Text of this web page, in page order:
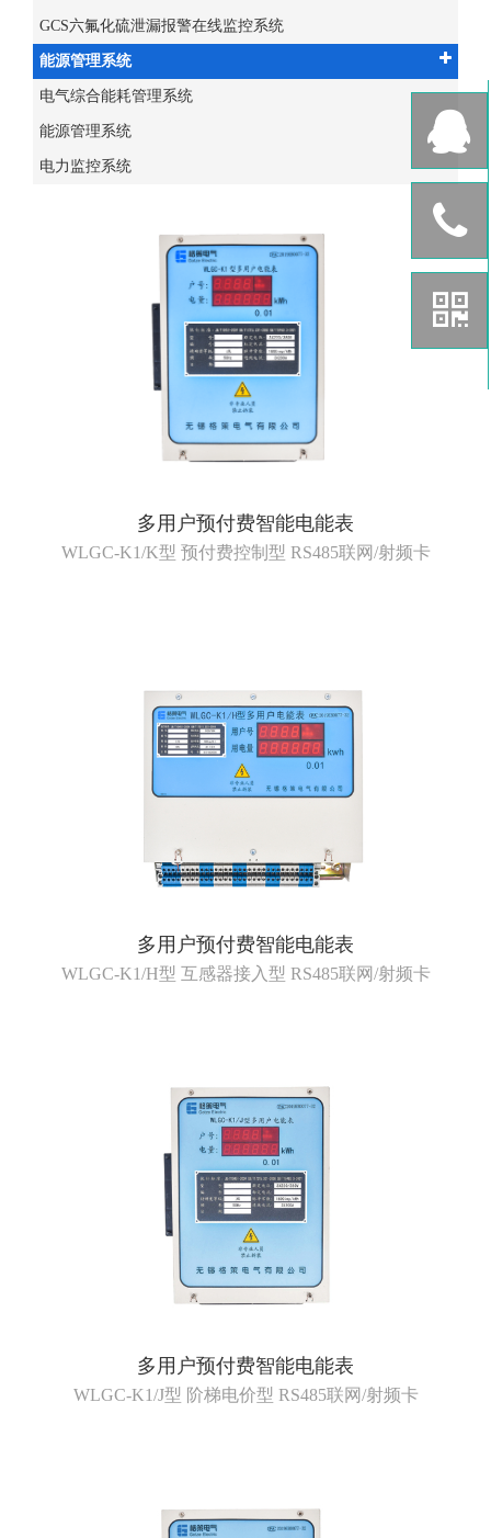
GCS六氟化硫泄漏报警在线监控系统
能源管理系统
电气综合能耗管理系统
能源管理系统
电力监控系统
多用户预付费智能电能表
WLGC-K1/K型 预付费控制型 RS485联网/射频卡
多用户预付费智能电能表
WLGC-K1/H型 互感器接入型 RS485联网/射频卡
多用户预付费智能电能表
WLGC-K1/J型 阶梯电价型 RS485联网/射频卡